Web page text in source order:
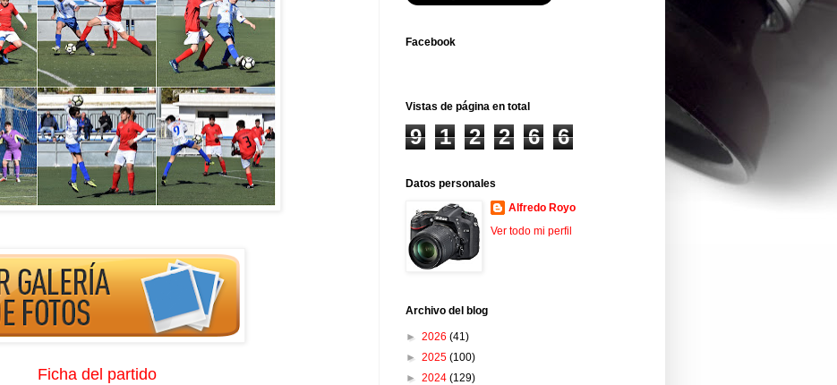
Ficha del partido
Facebook
Vistas de página en total
9 1 2 2 6 6
Datos personales
Alfredo Royo
Ver todo mi perfil
Archivo del blog
► 2026 (41)
► 2025 (100)
► 2024 (129)